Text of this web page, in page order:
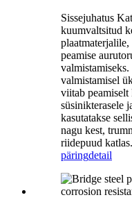
Sissejuhatus
kuumvaltsitud
peamise
valmistamisel
viitab peamiselt
süsinikterasele
kasutatakse
nagu kest,
riidepuud
päringdetail